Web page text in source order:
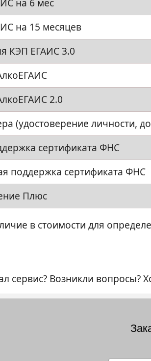
на 6 мес
на 15 месяцев
КЭП ЕГАИС 3.0
2.0
(удостоверение личности,
сертификата ФНС
поддержка сертификата ФНС
Плюс
в стоимости для
сервис? Возникли вопросы?